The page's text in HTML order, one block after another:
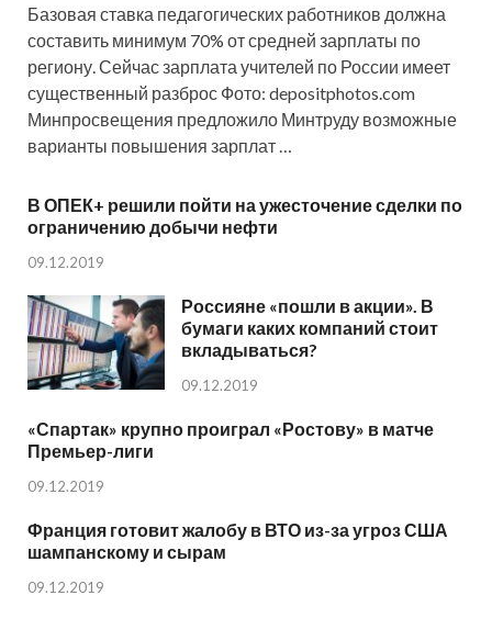
Базовая ставка педагогических работников должна
составить минимум 70% от средней зарплаты по
региону. Сейчас зарплата учителей по России имеет
существенный разброс Фото: depositphotos.com
Минпросвещения предложило Минтруду возможные
варианты повышения зарплат …
В ОПЕК+ решили пойти на ужесточение сделки по
ограничению добычи нефти
09.12.2019
Россияне «пошли в акции». В
бумаги каких компаний стоит
вкладываться?
09.12.2019
«Спартак» крупно проиграл «Ростову» в матче
Премьер-лиги
09.12.2019
Франция готовит жалобу в ВТО из-за угроз США
шампанскому и сырам
09.12.2019